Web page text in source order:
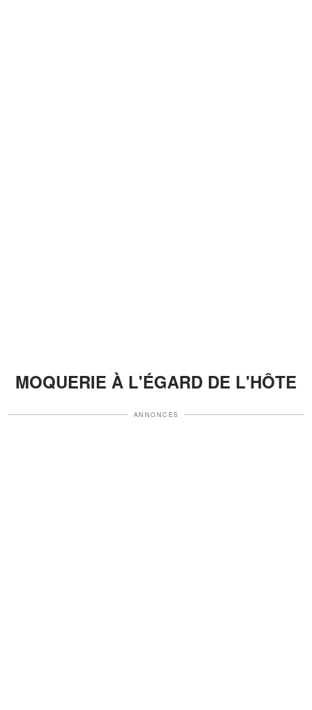
MOQUERIE À L'ÉGARD DE L'HÔTE
ANNONCES